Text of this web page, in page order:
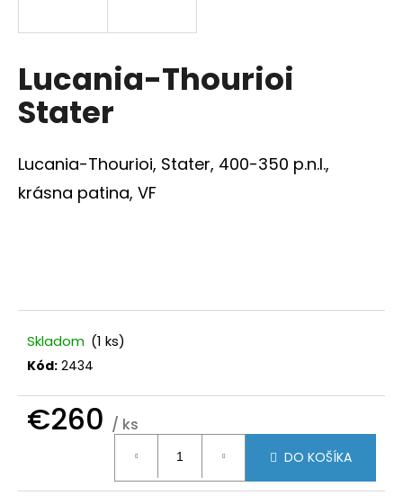
Lucania-Thourioi
Stater
Lucania-Thourioi, Stater, 400-350 p.n.l.,
krásna patina, VF
Skladom (1 ks)
Kód: 2434
€260 / ks
DO KOŠÍKA
s
ť
?
d
p
o
ú
č